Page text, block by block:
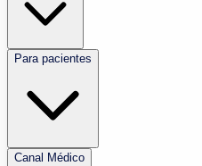
Para pacientes
Canal Médico